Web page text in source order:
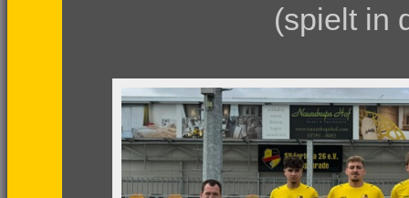
(spielt in